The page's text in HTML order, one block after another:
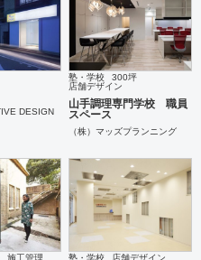
DESIGN
塾・学校
300坪
店舗デザイン
山手調理専門学校 職員
スペース
（株）マッズプランニング
施工管理 塾・学校 店舗デザイン